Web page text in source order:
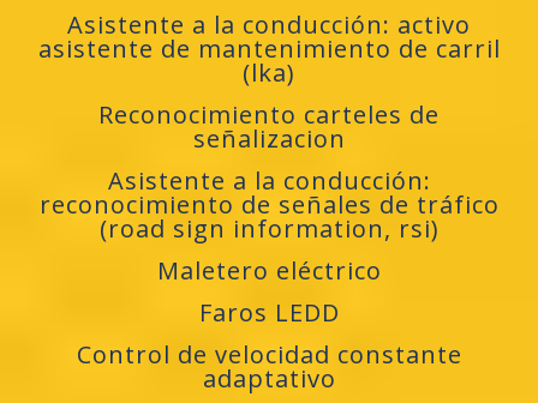
Asistente a la conducción: activo
asistente de mantenimiento de carril
(lka)
Reconocimiento carteles de
señalizacion
Asistente a la conducción:
reconocimiento de señales de tráfico
(road sign information, rsi)
Maletero eléctrico
Faros LEDD
Control de velocidad constante
adaptativo